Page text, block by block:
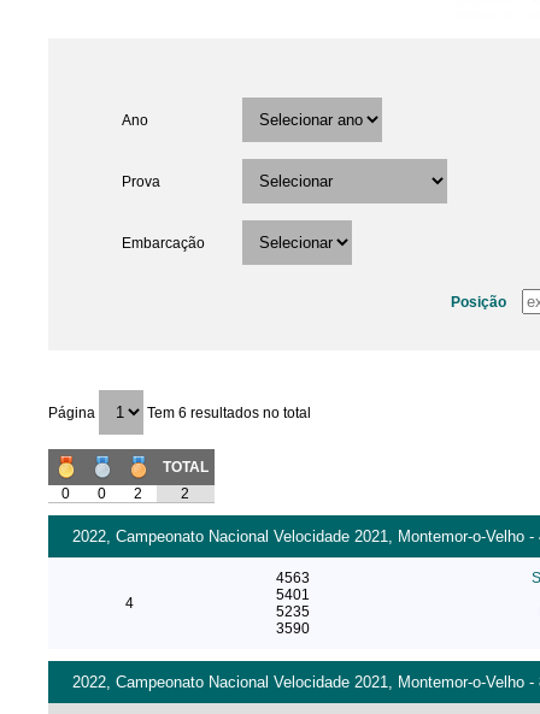
Ano
Prova
Embarcação
Posição
Página Tem 6 resultados no total
TOTAL
0
0 2 2
2022, Campeonato Nacional Velocidade 2021, Montemor-o-Velho
4
4563
5401
5235
3590
2022, Campeonato Nacional Velocidade 2021, Montemor-o-Velho